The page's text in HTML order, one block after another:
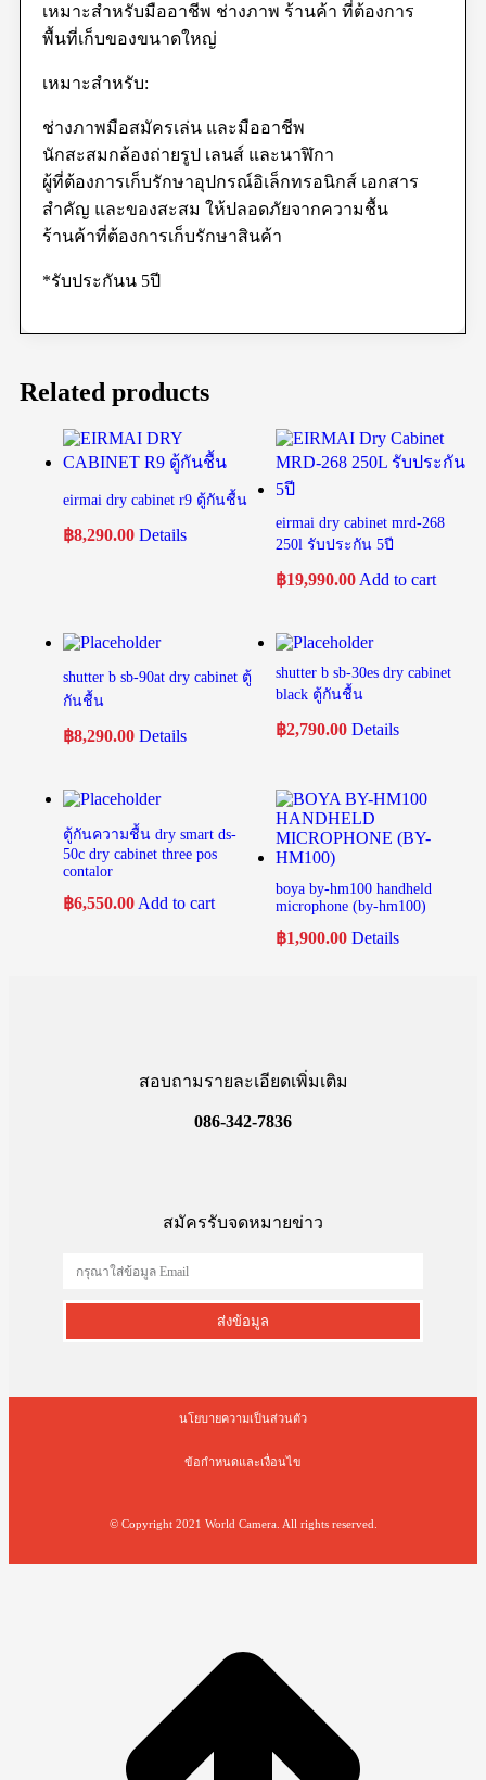
เหมาะสำหรับมืออาชีพ ช่างภาพ ร้านค้า ที่ต้องการ
พื้นที่เก็บของขนาดใหญ่
เหมาะสำหรับ:
ช่างภาพมือสมัครเล่น และมืออาชีพ
นักสะสมกล้องถ่ายรูป เลนส์ และนาฬิกา
ผู้ที่ต้องการเก็บรักษาอุปกรณ์อิเล็กทรอนิกส์ เอกสาร
สำคัญ และของสะสม ให้ปลอดภัยจากความชื้น
ร้านค้าที่ต้องการเก็บรักษาสินค้า
*รับประกันน 5ปี
Related products
eirmai dry cabinet r9 ตู้กันชื้น
฿8,290.00 Details
eirmai dry cabinet mrd-268
250l รับประกัน 5ปี
฿19,990.00 Add to cart
shutter b sb-90at dry cabinet ตู้
กันชื้น
฿8,290.00 Details
shutter b sb-30es dry cabinet
black ตู้กันชื้น
฿2,790.00 Details
ตู้กันความชื้น dry smart ds-
50c dry cabinet three pos
contalor
฿6,550.00 Add to cart
boya by-hm100 handheld
microphone (by-hm100)
฿1,900.00 Details
สอบถามรายละเอียดเพิ่มเติม
086-342-7836
สมัครรับจดหมายข่าว
ส่งข้อมูล
© Copyright 2021 World Camera. All rights reserved.
นโยบายความเป็นส่วนตัว
ข้อกำหนดและเงื่อนไข